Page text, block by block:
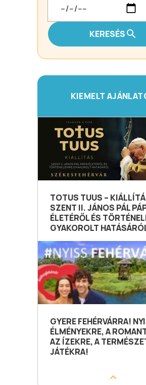
KERESÉS
KIEMELT
TOTUS TUUS –
SZENT II. JÁNOS PÁL
ÉLETÉRŐL ÉS
GYAKOROLT
GYERE FEHÉRVÁRRA!
ÉLMÉNYEKRE, A
AZ ÍZEKRE, A
JÁTÉKRA!